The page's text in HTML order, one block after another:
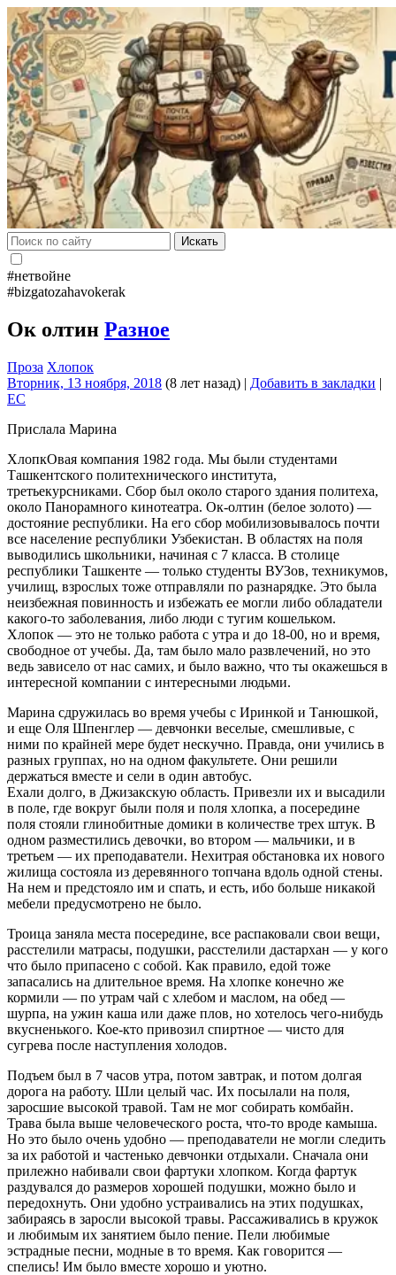
Искать
#нетвойне
#bizgatozahavokerak
Ок олтин Разное
Проза Хлопок
Вторник, 13 ноября, 2018 (8 лет назад) | Добавить в закладки |
EC
Прислала Марина
ХлопкОвая компания 1982 года. Мы были студентами
Ташкентского политехнического института,
третьекурсниками. Сбор был около старого здания политеха,
около Панорамного кинотеатра. Ок-олтин (белое золото) —
достояние республики. На его сбор мобилизовывалось почти
все население республики Узбекистан. В областях на поля
выводились школьники, начиная с 7 класса. В столице
республики Ташкенте — только студенты ВУЗов, техникумов,
училищ, взрослых тоже отправляли по разнарядке. Это была
неизбежная повинность и избежать ее могли либо обладатели
какого-то заболевания, либо люди с тугим кошельком.
Хлопок — это не только работа с утра и до 18-00, но и время,
свободное от учебы. Да, там было мало развлечений, но это
ведь зависело от нас самих, и было важно, что ты окажешься в
интересной компании с интересными людьми.
Марина сдружилась во время учебы с Иринкой и Танюшкой,
и еще Оля Шпенглер — девчонки веселые, смешливые, с
ними по крайней мере будет нескучно. Правда, они учились в
разных группах, но на одном факультете. Они решили
держаться вместе и сели в один автобус.
Ехали долго, в Джизакскую область. Привезли их и высадили
в поле, где вокруг были поля и поля хлопка, а посередине
поля стояли глинобитные домики в количестве трех штук. В
одном разместились девочки, во втором — мальчики, и в
третьем — их преподаватели. Нехитрая обстановка их нового
жилища состояла из деревянного топчана вдоль одной стены.
На нем и предстояло им и спать, и есть, ибо больше никакой
мебели предусмотрено не было.
Троица заняла места посередине, все распаковали свои вещи,
расстелили матрасы, подушки, расстелили дастархан — у кого
что было припасено с собой. Как правило, едой тоже
запасались на длительное время. На хлопке конечно же
кормили — по утрам чай с хлебом и маслом, на обед —
шурпа, на ужин каша или даже плов, но хотелось чего-нибудь
вкусненького. Кое-кто привозил спиртное — чисто для
сугрева после наступления холодов.
Подъем был в 7 часов утра, потом завтрак, и потом долгая
дорога на работу. Шли целый час. Их посылали на поля,
заросшие высокой травой. Там не мог собирать комбайн.
Трава была выше человеческого роста, что-то вроде камыша.
Но это было очень удобно — преподаватели не могли следить
за их работой и частенько девчонки отдыхали. Сначала они
прилежно набивали свои фартуки хлопком. Когда фартук
раздувался до размеров хорошей подушки, можно было и
передохнуть. Они удобно устраивались на этих подушках,
забираясь в заросли высокой травы. Рассаживались в кружок
и любимым их занятием было пение. Пели любимые
эстрадные песни, модные в то время. Как говорится —
спелись! Им было вместе хорошо и уютно.